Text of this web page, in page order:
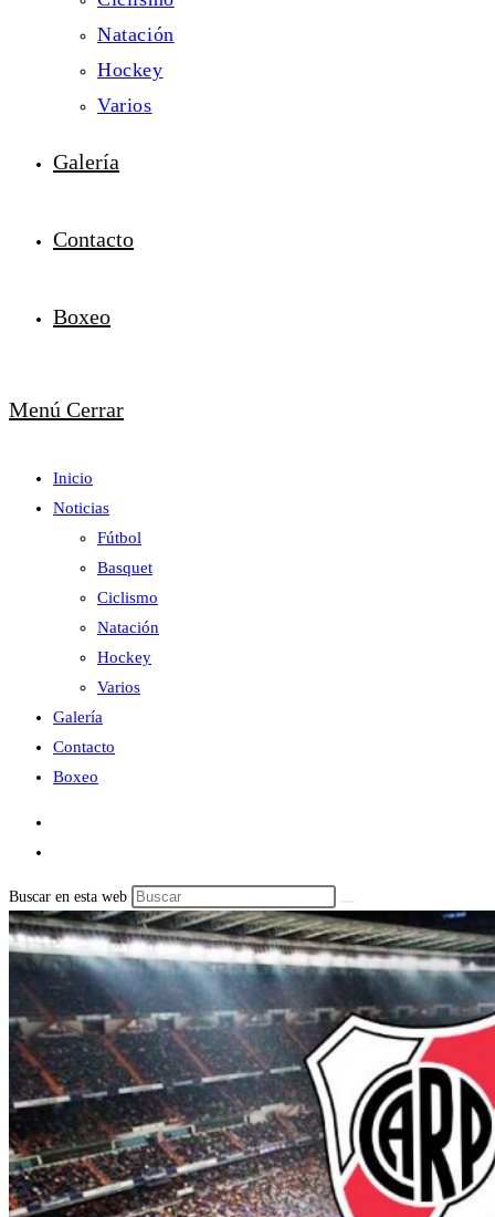
Natación
Hockey
Varios
Galería
Contacto
Boxeo
Menú Cerrar
Inicio
Noticias
Fútbol
Basquet
Ciclismo
Natación
Hockey
Varios
Galería
Contacto
Boxeo
Buscar en esta web